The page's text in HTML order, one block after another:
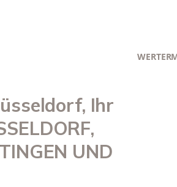
Ihr
UND